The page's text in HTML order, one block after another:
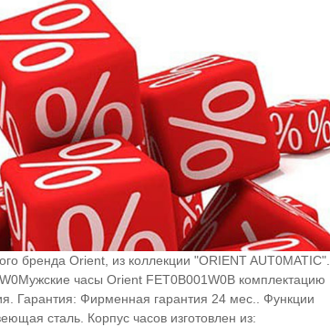
бренда Orient, из коллекции "ORIENT AUT0MATIC".
часы Orient FET0B001W0В комплектацию
Гарантия: Фирменная гарантия 24 мес.. Функции
сталь. Корпус часов изготовлен из: